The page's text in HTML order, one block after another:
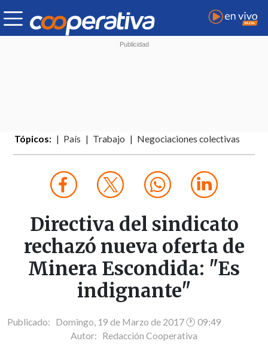
Tópicos: País Trabajo Negociaciones colectivas
Directiva del sindicato
rechazó nueva oferta de
Minera Escondida: "Es
indignante"
Publicado: Domingo, 19 de Marzo de 2017 🕐 09:49
Autor: Redacción Cooperativa